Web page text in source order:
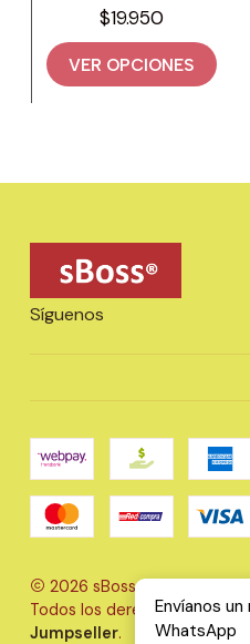
$19.950
VER OPCIONES
Síguenos
2026 sBoss Ltda..
Todos los derechos
Jumpseller.
Envíanos
WhatsApp